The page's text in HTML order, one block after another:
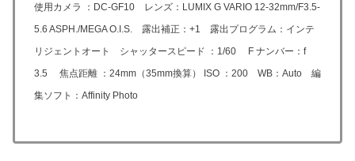
使用カメラ ：DC-GF10 レンズ：LUMIX G VARIO 12-32mm/F3.5-
5.6 ASPH./MEGA O.I.S. 露出補正：+1 露出プログラム：インテ
リジェントオート シャッタースピード ：1/60 F ナンバー：f
3.5 焦点距離 ：24mm（35mm換算） ISO ：200 WB：Auto 編
集ソフト：Affinity Photo